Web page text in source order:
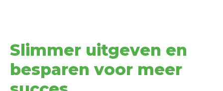
Slimmer uitgeven en
besparen voor meer